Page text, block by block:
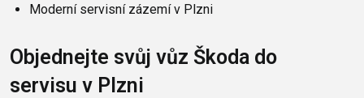
Moderní servisní zázemí v Plzni
Objednejte svůj vůz Škoda do
servisu v Plzni